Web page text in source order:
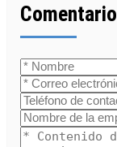
Comentario